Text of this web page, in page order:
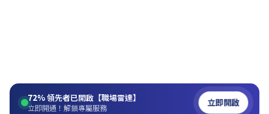
72%領先者已開啟【職場雷達】
立即開通！解鎖專屬服務 立即開啟